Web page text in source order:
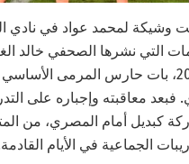
وشيكة لمحمد عواد في نادي
التي نشرها الصحفي خالد
الثلاثاء 10 فبراير 2026، بات حارس المرمى
فبعد معاقبته وإجباره على
كبديل أمام المصري، من
الجماعية في الأيام